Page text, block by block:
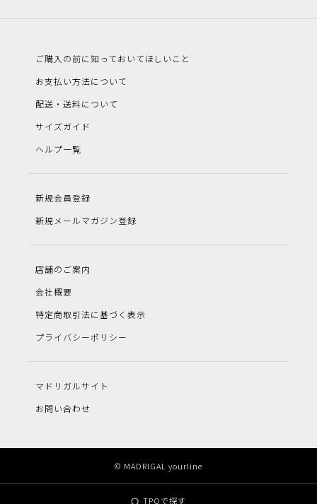
TPOで探す
ご購入の前に知っておいてほしいこと
お支払い方法について
配送・送料について
サイズガイド
ヘルプ一覧
新規会員登録
新規メールマガジン登録
店舗のご案内
会社概要
特定商取引法に基づく表示
プライバシーポリシー
マドリガルサイト
お問い合わせ
© MADRIGAL yourline